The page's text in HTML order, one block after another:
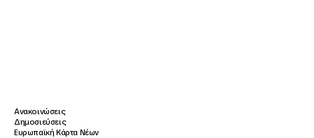
Ανακοινώσεις
Δημοσιεύσεις
Ευρωπαϊκή Κάρτα Νέων